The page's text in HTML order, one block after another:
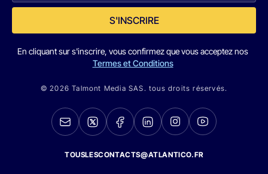
S'INSCRIRE
En cliquant sur s'inscrire, vous confirmez que vous acceptez nos
Termes et Conditions
© 2026 Talmont Media SAS. tous droits réservés.
TOUSLESCONTACTS@ATLANTICO.FR